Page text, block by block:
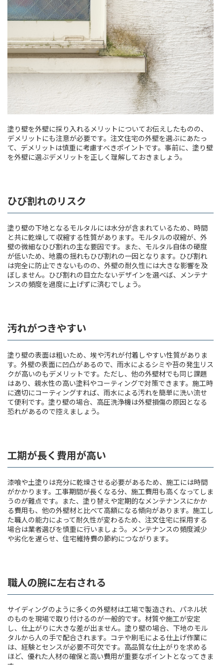
塗り壁を外壁に採り入れるメリットについてお伝えしたものの、
デメリットにも注意が必要です。注文住宅の外壁を選ぶにあたっ
て、デメリットは慎重に考慮すべきポイントです。事前に、塗り壁
を外壁に選ぶデメリットを正しく理解しておきましょう。
ひび割れのリスク
塗り壁の下地となるモルタルには水分が含まれているため、時間
と共に乾燥して収縮する性質があります。モルタルの収縮が、外
壁の微細なひび割れの主な要因です。また、モルタル自体の硬度
が低いため、地震の揺れもひび割れの一因となります。ひび割れ
は完全に防止できないものの、外壁の耐久性には大きな影響を及
ぼしません。ひび割れの目立たないデザインを選べば、メンテナ
ンスの頻度を過度に上げずに済むでしょう。
汚れがつきやすい
塗り壁の表面は粗いため、埃や汚れが付着しやすい性質がありま
す。外壁の表面に凹凸があるので、雨水によるシミや苔の発生リス
クが高いのもデメリットです。ただし、他の外壁材でも同じ課題
はあり、親水性の高い塗料やコーティングで対策できます。施工時
に適切にコーティングすれば、雨水による汚れを簡単に洗い流せ
て便利です。塗り壁の場合、高圧洗浄機は外壁損傷の原因となる
恐れがあるので控えましょう。
工期が長く費用が高い
漆喰や土塗りは充分に乾燥させる必要があるため、施工には時間
がかかります。工事期間が長くなる分、施工費用も高くなってしま
うのが難点です。また、塗り替えや定期的なメンテナンスにかか
る費用も、他の外壁材と比べて高額になる傾向があります。施工し
た職人の能力によって耐久性が変わるため、注文住宅に採用する
場合は業者選びを慎重に行いましょう。メンテナンスの頻度減少
や劣化を遅らせ、住宅維持費の節約につながります。
職人の腕に左右される
サイディングのように多くの外壁材は工場で製造され、パネル状
のものを現場で取り付けるのが一般的です。材質や施工が安定
し、仕上がりに大きな差が出ません。塗り壁の場合、下地のモル
タルから人の手で配合されます。コテや刷毛による仕上げ作業に
は、経験とセンスが必要不可欠です。高品質な仕上がりを求める
ほど、優れた人材の確保と高い費用が重要なポイントとなってきま